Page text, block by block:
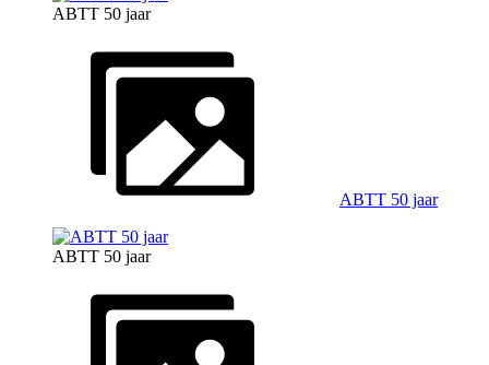
ABTT 50 jaar
ABTT 50 jaar
ABTT 50 jaar